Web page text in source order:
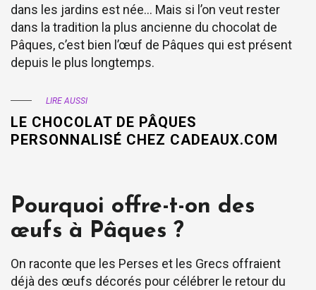
dans les jardins est née… Mais si l’on veut rester
dans la tradition la plus ancienne du chocolat de
Pâques, c’est bien l’œuf de Pâques qui est présent
depuis le plus longtemps.
LIRE AUSSI
LE CHOCOLAT DE PÂQUES
PERSONNALISÉ CHEZ CADEAUX.COM
Pourquoi offre-t-on des
œufs à Pâques ?
On raconte que les Perses et les Grecs offraient
déjà des œufs décorés pour célébrer le retour du